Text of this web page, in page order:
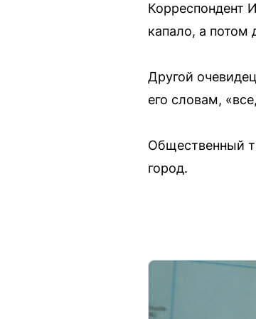
Корреспондент
капало, а потом
Другой
его словам,
Общественный
город.